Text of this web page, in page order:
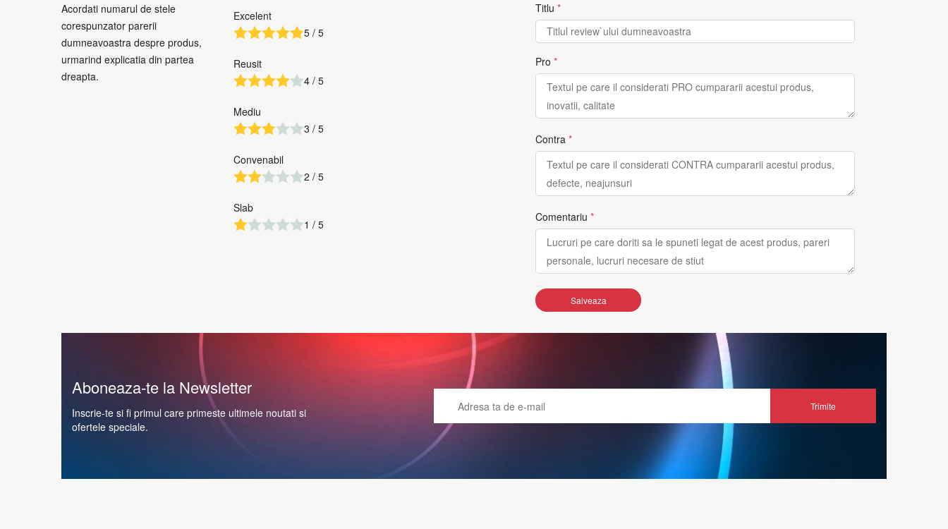
Acordati numarul de stele
corespunzator parerii
dumneavoastra despre produs,
urmarind explicatia din partea
dreapta.
Excelent
5 / 5
Reusit
4 / 5
Mediu
3 / 5
Convenabil
2 / 5
Slab
1 / 5
Titlu *
Pro *
Contra *
Comentariu *
Salveaza
Aboneaza-te la Newsletter
Inscrie-te si fi primul care primeste ultimele noutati si
ofertele speciale.
Trimite